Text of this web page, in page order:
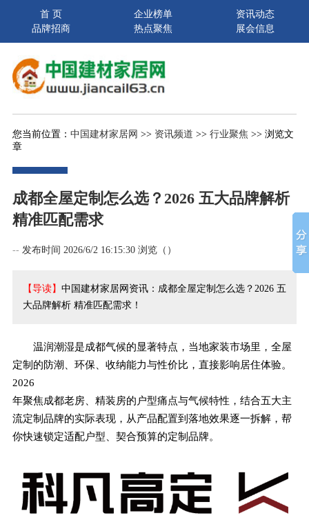
首 页 企业榜单
资讯动态
品牌招商
热点聚焦 展会信息
您当前位置： 中国建材家居网 >> 资讯频道 >> 行业聚焦 >> 浏览文
章
成都全屋定制怎么选？2026 五大品牌解析
精准匹配需求
-- 发布时间 2026/6/2 16:15:30 浏览（ ）
【导读】 中国建材家居网资讯：成都全屋定制怎么选？2026 五
大品牌解析 精准匹配需求！
温润潮湿是成都气候的显著特点，当地家装市场里，全屋
定制的防潮、环保、收纳能力与性价比，直接影响居住体验。
2026
年聚焦成都老房、精装房的户型痛点与气候特性，结合五大主
流定制品牌的实际表现，从产品配置到落地效果逐一拆解，帮
你快速锁定适配户型、契合预算的定制品牌。